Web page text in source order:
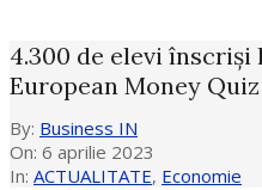
4.300 de elevi
European Money Quiz
By: Business IN
On: 6 aprilie 2023
In: ACTUALITATE, Economie